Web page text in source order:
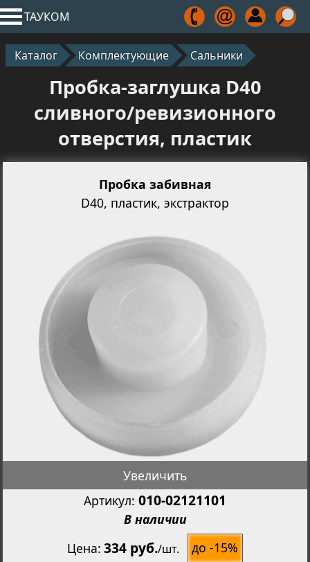
ТАУКОМ
Каталог Комплектующие Сальники
Пробка-заглушка D40
сливного/ревизионного
отверстия, пластик
Пробка забивная
D40, пластик, экстрактор
Увеличить
Артикул: 010-02121101
В наличии
Цена 334 руб./шт. до -15%